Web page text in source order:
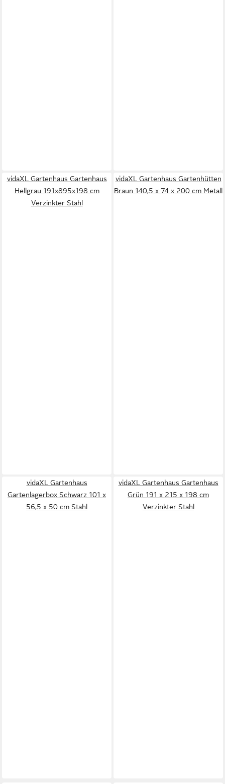
vidaXL Gartenhaus Gartenhaus
Hellgrau 191x895x198 cm
Verzinkter Stahl
vidaXL Gartenhaus Gartenhütten
Braun 140,5 x 74 x 200 cm Metall
vidaXL Gartenhaus
Gartenlagerbox Schwarz 101 x
56,5 x 50 cm Stahl
vidaXL Gartenhaus Gartenhaus
Grün 191 x 215 x 198 cm
Verzinkter Stahl